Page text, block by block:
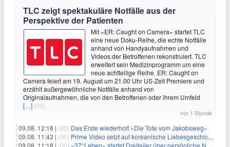
TLC zeigt spektakuläre Notfälle aus der
Perspektive der Patienten
Mit «ER: Caught on Camera» startet TLC
eine neue Doku-Reihe, die echte Notfälle
anhand von Handyaufnahmen und
Videos der Betroffenen rekonstruiert. TLC
erweitert sein Medizinprogramm um eine
neue achtteilige Reihe. ER: Caught on
Camera feiert am 19. August um 21.00 Uhr US-Zeit Premiere und
erzählt außergewöhnliche Notfälle anhand von
Originalaufnahmen, die von den Betroffenen oder ihrem Umfeld
[…] (00)
vor 1 Stunde
09.08. 12:18 | (00) Das Erste wiederholt «Die Tote vom Jakobsweg»
09.08. 11:43 | (00) Prime Video setzt auf koreanische Liebesgeschichte
09.08. 11:18 | (00) «37°Leben» startet Dreiteiler über persönliche Neuanfänge